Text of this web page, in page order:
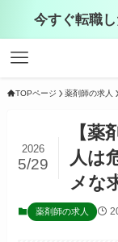
今すぐ転職
TOPページ 薬剤師の求人
【薬
人は
メな
2026
5/29
薬剤師の求人